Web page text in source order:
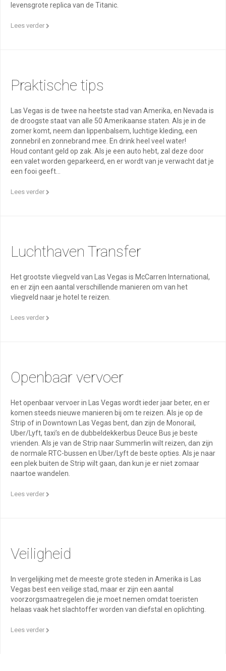
levensgrote replica van de Titanic.
Lees verder
Praktische tips
Las Vegas is de twee na heetste stad van Amerika, en Nevada is
de droogste staat van alle 50 Amerikaanse staten. Als je in de
zomer komt, neem dan lippenbalsem, luchtige kleding, een
zonnebril en zonnebrand mee. En drink heel veel water!
Houd contant geld op zak. Als je een auto hebt, zal deze door
een valet worden geparkeerd, en er wordt van je verwacht dat je
een fooi geeft...
Lees verder
Luchthaven Transfer
Het grootste vliegveld van Las Vegas is McCarren International,
en er zijn een aantal verschillende manieren om van het
vliegveld naar je hotel te reizen.
Lees verder
Openbaar vervoer
Het openbaar vervoer in Las Vegas wordt ieder jaar beter, en er
komen steeds nieuwe manieren bij om te reizen. Als je op de
Strip of in Downtown Las Vegas bent, dan zijn de Monorail,
Uber/Lyft, taxi’s en de dubbeldekkerbus Deuce Bus je beste
vrienden. Als je van de Strip naar Summerlin wilt reizen, dan zijn
de normale RTC-bussen en Uber/Lyft de beste opties. Als je naar
een plek buiten de Strip wilt gaan, dan kun je er niet zomaar
naartoe wandelen.
Lees verder
Veiligheid
In vergelijking met de meeste grote steden in Amerika is Las
Vegas best een veilige stad, maar er zijn een aantal
voorzorgsmaatregelen die je moet nemen omdat toeristen
helaas vaak het slachtoffer worden van diefstal en oplichting.
Lees verder